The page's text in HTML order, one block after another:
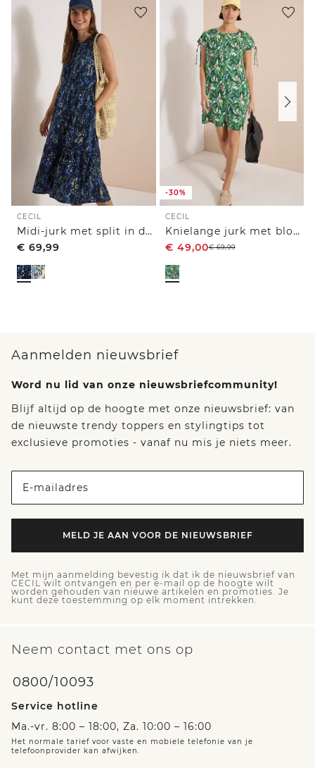
CECIL
Midi-jurk met split in de hals en print
€ 69,99
-30%
CECIL
Knielange jurk met bloemenpatroon
€ 49,00€69,99
Aanmelden nieuwsbrief
Word nu lid van onze nieuwsbriefcommunity!
Blijf altijd op de hoogte met onze nieuwsbrief: van
de nieuwste trendy toppers en stylingtips tot
exclusieve promoties - vanaf nu mis je niets meer.
E-mailadres
MELD JE AAN VOOR DE NIEUWSBRIEF
Met mijn aanmelding bevestig ik dat ik de nieuwsbrief van
CECIL wilt ontvangen en per e-mail op de hoogte wilt
worden gehouden van nieuwe artikelen en promoties. Je
kunt deze toestemming op elk moment intrekken.
Neem contact met ons op
0800/10093
Service hotline
Ma.-vr. 8:00 – 18:00, Za. 10:00 – 16:00
Het normale tarief voor vaste en mobiele telefonie van je
telefoonprovider kan afwijken.